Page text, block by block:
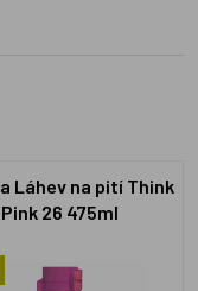
Láhev na pití Think
Pink 26 475ml